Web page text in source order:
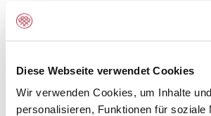
Diese Webseite verwendet Cookies
Wir verwenden Cookies, um Inhalte
personalisieren, Funktionen für soziale
die Bündelung des deutschen
Agrano, Siebin, Rau, Braun, Cresco
gesamte Produktpalette und